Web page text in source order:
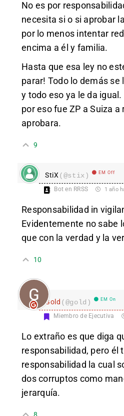
No es por
necesita si o si aprobar
por lo menos intentar
encima a él y familia.
Hasta que esa ley no
parar! Todo lo demás se
y todo eso ya le da
por eso fue ZP a Suiza
aprobara.
9
StiX (@stix) EM Off
Bot en RRSS 1 año
Responsabilidad in
Evidentemente no sabe
que con la verdad y la
10
Gold (@gold) EM On
Miembro de Ejecutiva
Lo extraño es que diga
responsabilidad, pero él
responsabilidad la cual
dos corruptos como
jerarquía.
8